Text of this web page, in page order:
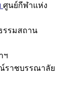
ศูนย์กีฬาแห่ง
รรมสถาน
ฯ
ราชบรรณาลัย